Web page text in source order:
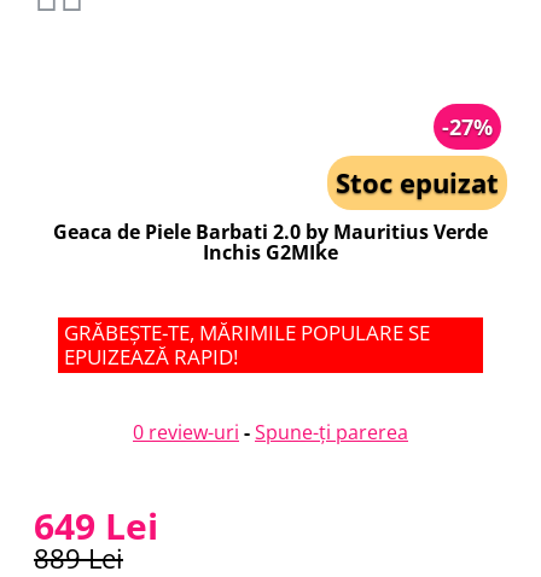
-27%
Stoc epuizat
Geaca de Piele Barbati 2.0 by Mauritius Verde
Inchis G2MIke
GRĂBEȘTE-TE, MĂRIMILE POPULARE SE
EPUIZEAZĂ RAPID!
0 review-uri -Spune-ţi parerea
649 Lei
889 Lei